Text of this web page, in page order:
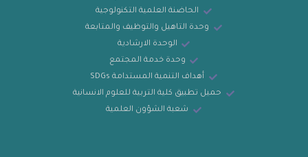
الحاضنة العلمية التكنولوجية
وحدة التاهيل والتوظيف والمتابعة
الوحدة الارشادية
وحدة خدمة المجتمع
أهداف التنمية المستدامة SDGs
حميل تطبيق كلية التربية للعلوم الانسانية
شعبة الشؤون العلمية